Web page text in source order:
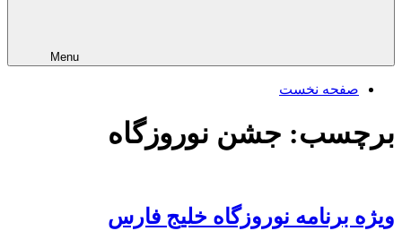
Menu
صفحه نخست
برچسب: جشن نوروزگاه
ویژه برنامه نوروزگاه خلیج فارس